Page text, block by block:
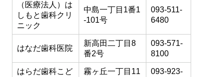
（医療法人）は
しもと歯科クリ
ニック
中島一丁目1番1
-101号
093-511-
6480
はなだ歯科医院
新高田二丁目8
番2号
093-571-
8100
はらだ歯科こど
霧ヶ丘一丁目11
093-923-